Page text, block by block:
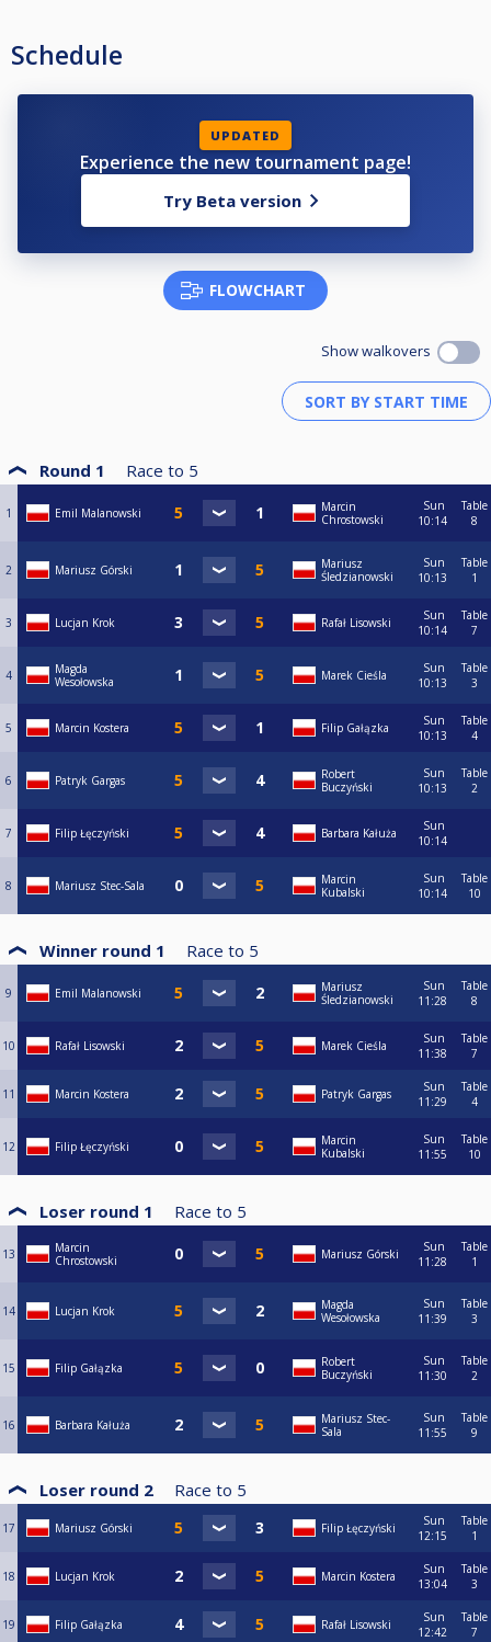
Schedule
UPDATED
Experience the new tournament page!
Try Beta version
FLOWCHART
Show walkovers
Round 1 Race to 5
1 Emil Malanowski
Marcin
Chrostowski
Sun
10:14
Table
8
2 Mariusz Górski
Mariusz
Śledzianowski
Sun
10:13
Table
1
3 Lucjan Krok Rafał Lisowski
Sun
10:14
Table
7
4
Magda
Wesołowska
Marek Cieśla
Sun
10:13
Table
3
5 Marcin Kostera Filip Gałązka
Sun
10:13
Table
4
6 Patryk Gargas
Robert
Buczyński
Sun
10:13
Table
2
7 Filip Łęczyński Barbara Kałuża
Sun
10:14
8 Mariusz Stec-Sala
Marcin
Kubalski
Sun
10:14
Table
10
Winner round 1 Race to 5
9 Emil Malanowski
Mariusz
Śledzianowski
Sun
11:28
Table
8
10 Rafał Lisowski Marek Cieśla
Sun
11:38
Table
7
11 Marcin Kostera Patryk Gargas
Sun
11:29
Table
4
12 Filip Łęczyński
Marcin
Kubalski
Sun
11:55
Table
10
Loser round 1 Race to 5
13
Marcin
Chrostowski
Mariusz Górski
Sun
11:28
Table
1
14 Lucjan Krok
Magda
Wesołowska
Sun
11:39
Table
3
15 Filip Gałązka
Robert
Buczyński
Sun
11:30
Table
2
16 Barbara Kałuża
Mariusz Stec-
Sala
Sun
11:55
Table
9
Loser round 2 Race to 5
17 Mariusz Górski Filip Łęczyński
Sun
12:15
Table
1
18 Lucjan Krok Marcin Kostera
Sun
13:04
Table
3
19 Filip Gałązka Rafał Lisowski
Sun
12:42
Table
7